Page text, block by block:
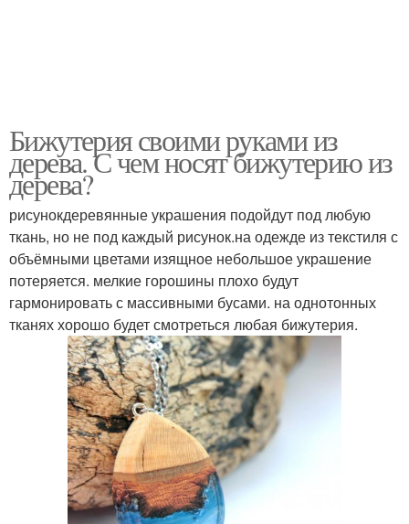
Бижутерия своими руками из
дерева. С чем носят бижутерию из
дерева?
рисунокдеревянные украшения подойдут под любую
ткань, но не под каждый рисунок.на одежде из текстиля с
объёмными цветами изящное небольшое украшение
потеряется. мелкие горошины плохо будут
гармонировать с массивными бусами. на однотонных
тканях хорошо будет смотреться любая бижутерия.